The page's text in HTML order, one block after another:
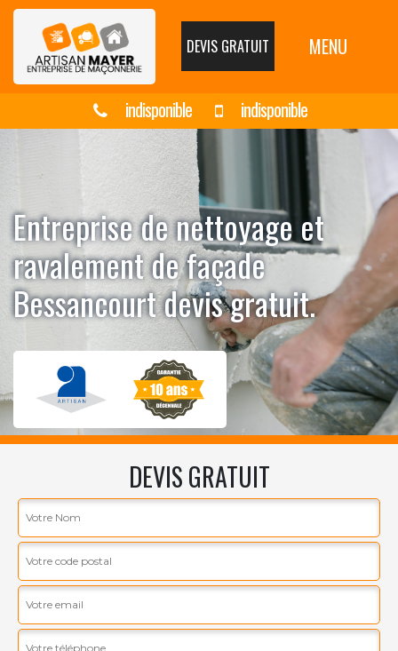
DEVIS GRATUIT MENU
indisponible indisponible
Entreprise de nettoyage et
ravalement de façade
Bessancourt devis gratuit.
DEVIS GRATUIT